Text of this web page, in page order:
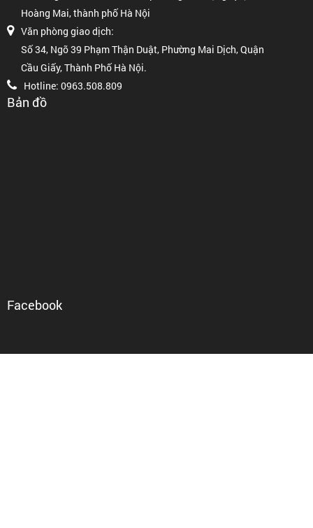
Hoàng Mai, thành phố Hà Nội
Văn phòng giao dịch:
Số 34, Ngõ 39 Phạm Thận Duật, Phường Mai Dịch, Quận
Cầu Giấy, Thành Phố Hà Nội.
Hotline: 0963.508.809
Bản đồ
Facebook